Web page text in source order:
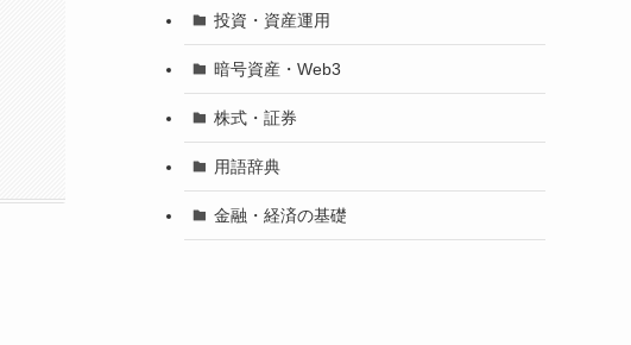
投資・資産運用
暗号資産・Web3
株式・証券
用語辞典
金融・経済の基礎